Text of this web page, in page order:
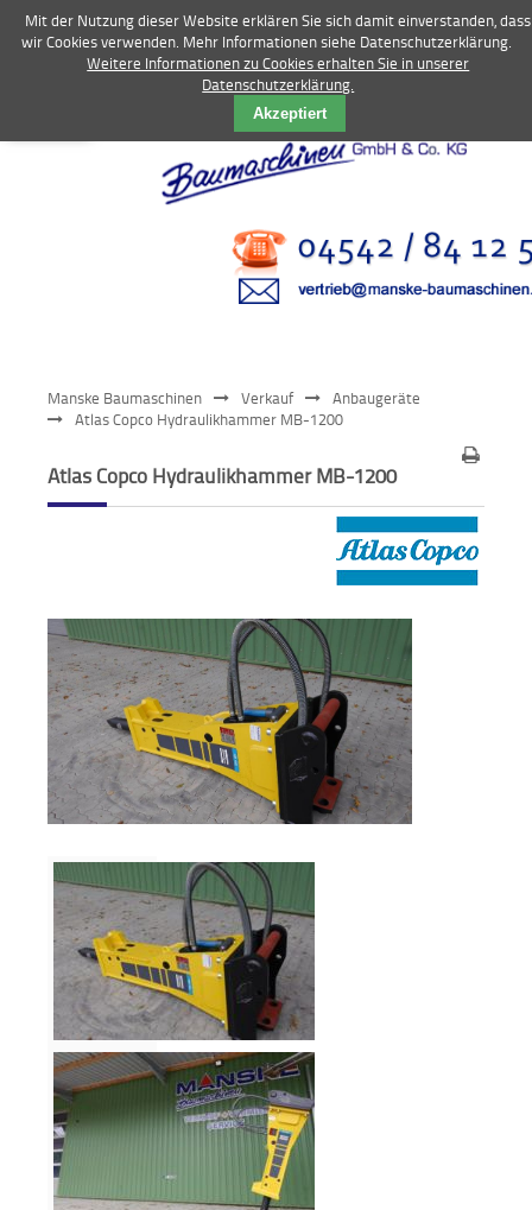
Bagger
Kommunaltechnik
Anbaugeräte
Bagger
Radlader
Fahrzeuge
Stromerzeuger
Kommunaltechnik
Anbaugeräte
Sonstiges
Sonderaktionen
Aktionen
und
Angebote
Anfahrt
Manske Baumaschinen Verkauf
Anbaugeräte
Atlas Copco Hydraulikhammer MB-1200
Atlas Copco Hydraulikhammer MB-1200
Mit der Nutzung dieser Website erklären Sie sich damit einverstanden, dass
wir Cookies verwenden. Mehr Informationen siehe Datenschutzerklärung.
Weitere Informationen zu Cookies erhalten Sie in unserer
Datenschutzerklärung.
Akzeptiert